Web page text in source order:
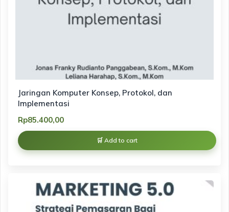
Jaringan Komputer Konsep, Protokol, dan
Implementasi
Rp85.400,00
Add to cart